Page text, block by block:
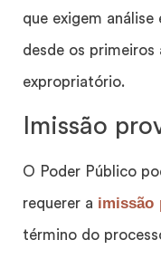
que exigem
desde os
expropriatório.
Imissão
O Poder Público
requerer a imissão
término do